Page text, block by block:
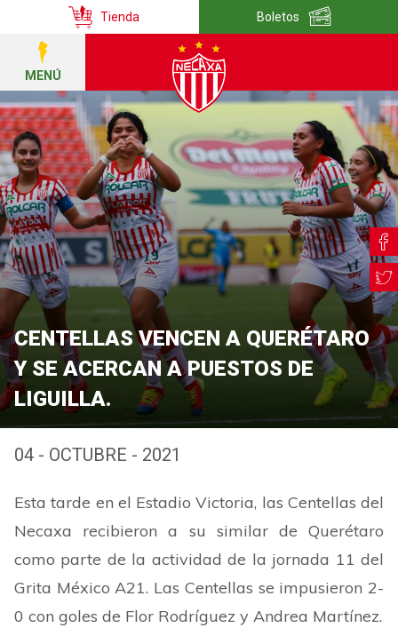
Tienda Boletos
MENÚ
CENTELLAS VENCEN A QUERÉTARO
Y SE ACERCAN A PUESTOS DE
LIGUILLA.
04 - OCTUBRE - 2021
Esta tarde en el Estadio Victoria, las Centellas del
Necaxa recibieron a su similar de Querétaro
como parte de la actividad de la jornada 11 del
Grita México A21. Las Centellas se impusieron 2-
0 con goles de Flor Rodríguez y Andrea Martínez.